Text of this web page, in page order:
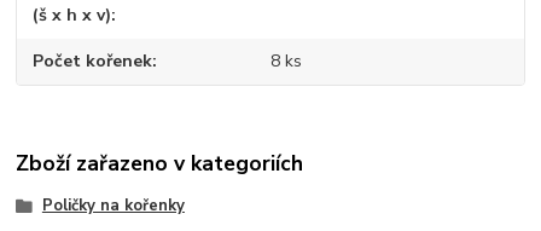
(š x h x v)
Počet kořenek 8 ks
Zboží zařazeno v kategoriích
Poličky na kořenky